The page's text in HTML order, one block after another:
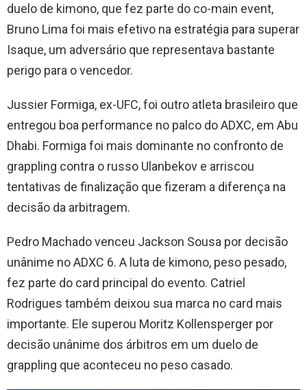
duelo de kimono, que fez parte do co-main event,
Bruno Lima foi mais efetivo na estratégia para superar
Isaque, um adversário que representava bastante
perigo para o vencedor.
Jussier Formiga, ex-UFC, foi outro atleta brasileiro que
entregou boa performance no palco do ADXC, em Abu
Dhabi. Formiga foi mais dominante no confronto de
grappling contra o russo Ulanbekov e arriscou
tentativas de finalização que fizeram a diferença na
decisão da arbitragem.
Pedro Machado venceu Jackson Sousa por decisão
unânime no ADXC 6. A luta de kimono, peso pesado,
fez parte do card principal do evento. Catriel
Rodrigues também deixou sua marca no card mais
importante. Ele superou Moritz Kollensperger por
decisão unânime dos árbitros em um duelo de
grappling que aconteceu no peso casado.